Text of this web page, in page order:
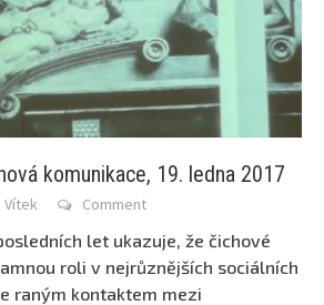
komunikace, 19. ledna 2017
Vítek Comment
let ukazuje, že čichové
roli v nejrůznějších sociálních
raným kontaktem mezi